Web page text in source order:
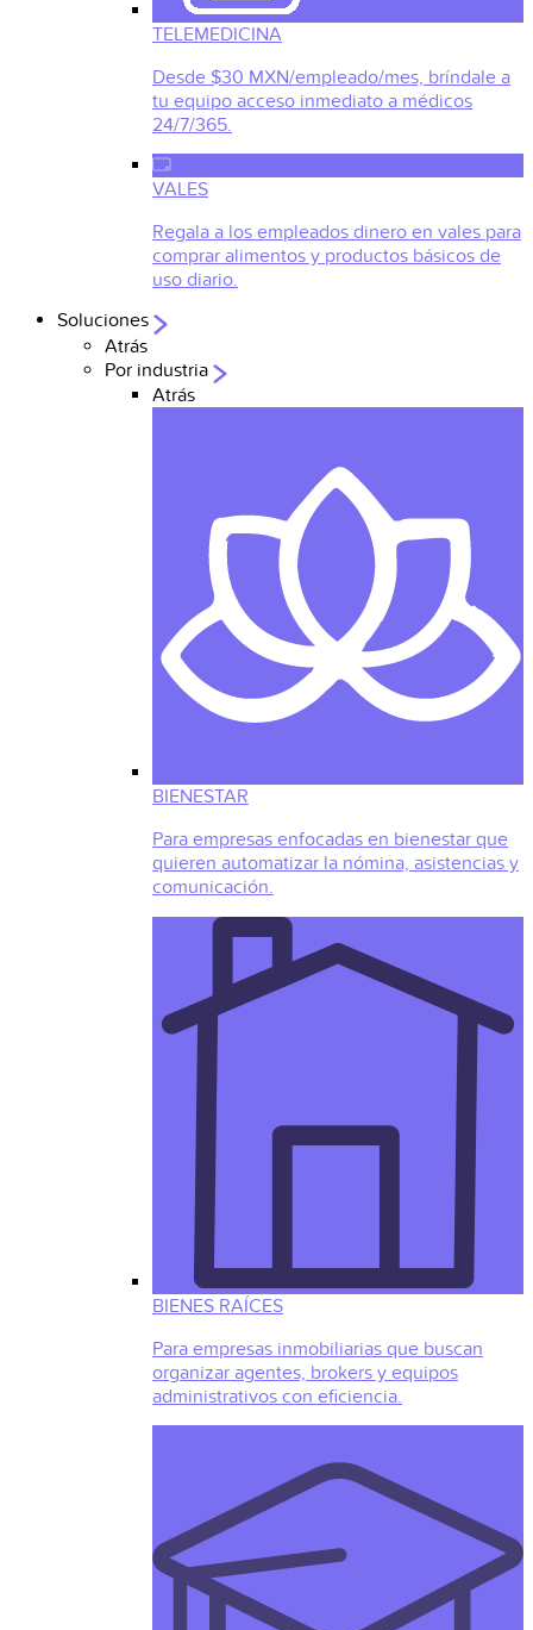
TELEMEDICINA
Desde $30 MXN/empleado/mes, bríndale a
tu equipo acceso inmediato a médicos
24/7/365.
VALES
Regala a los empleados dinero en vales para
comprar alimentos y productos básicos de
uso diario.
Soluciones
Atrás
Por industria
Atrás
BIENESTAR
Para empresas enfocadas en bienestar que
quieren automatizar la nómina, asistencias y
comunicación.
BIENES RAÍCES
Para empresas inmobiliarias que buscan
organizar agentes, brokers y equipos
administrativos con eficiencia.